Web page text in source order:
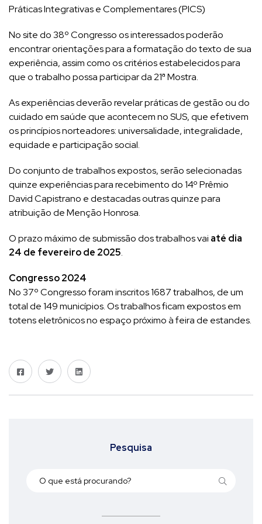
Práticas Integrativas e Complementares (PICS)
No site do 38º Congresso os interessados poderão
encontrar orientações para a formatação do texto de sua
experiência, assim como os critérios estabelecidos para
que o trabalho possa participar da 21ª Mostra.
As experiências deverão revelar práticas de gestão ou do
cuidado em saúde que acontecem no SUS, que efetivem
os princípios norteadores: universalidade, integralidade,
equidade e participação social.
Do conjunto de trabalhos expostos, serão selecionadas
quinze experiências para recebimento do 14º Prêmio
David Capistrano e destacadas outras quinze para
atribuição de Menção Honrosa.
O prazo máximo de submissão dos trabalhos vai até dia
24 de fevereiro de 2025.
Congresso 2024
No 37º Congresso foram inscritos 1687 trabalhos, de um
total de 149 municípios. Os trabalhos ficam expostos em
totens eletrônicos no espaço próximo à feira de estandes.
Pesquisa